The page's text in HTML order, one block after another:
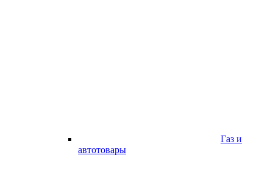
Газ и
автотовары